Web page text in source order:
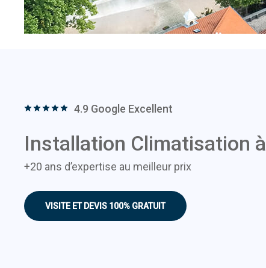
4.9 Google Excellent
Installation Climatisation à
+20 ans d’expertise au meilleur prix
VISITE ET DEVIS 100% GRATUIT